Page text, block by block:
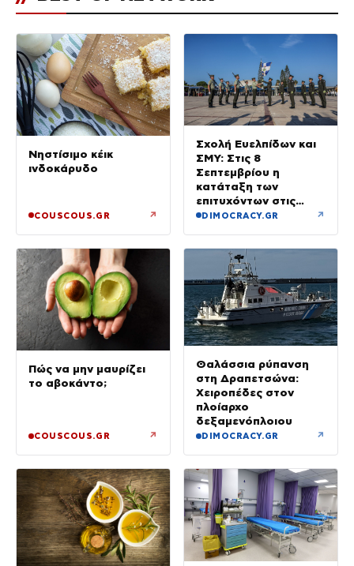
Νηστίσιμο κέικ
ινδοκάρυδο
COUSCOUS.GR ↗
Σχολή Ευελπίδων και
ΣΜΥ: Στις 8
Σεπτεμβρίου η
κατάταξη των
επιτυχόντων στις
Στρατιωτικές Σχολές
DIMOCRACY.GR ↗
Πώς να μην μαυρίζει
το αβοκάντο;
COUSCOUS.GR ↗
Θαλάσσια ρύπανση
στη Δραπετσώνα:
Χειροπέδες στον
πλοίαρχο
δεξαμενόπλοιου
DIMOCRACY.GR ↗